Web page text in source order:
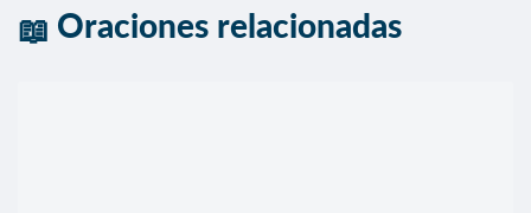
Oraciones relacionadas